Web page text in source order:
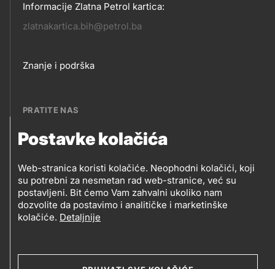
Postavke kolačića
Web-stranica koristi kolačiće. Neophodni kolačići, koji
su potrebni za nesmetan rad web-stranice, već su
postavljeni. Bit ćemo Vam zahvalni ukoliko nam
dozvolite da postavimo i analitičke i marketinške
kolačiće. Detaljnije
Informacije Zlatna Petrol kartica:
zlatnakartica.bih@petrol.ba
Footer
Znanje i podrška
PRATITE NAS
PRATITE
NAS
Petrol BH Oil Company, d.o.o.
Džemala Bijedića 202, 71210 Ilidža, Sarajevo
Social
media